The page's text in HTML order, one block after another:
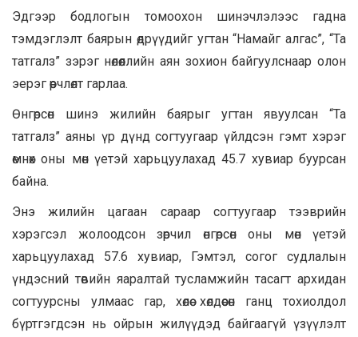
Эдгээр бодлогын томоохон шинэчлэлээс гадна
тэмдэглэлт баярын өдрүүдийг угтан “Намайг алгас”, “Та
татгалз” зэрэг нөлөөллийн аян зохион байгуулснаар олон
эерэг өөрчлөлт гарлаа.
Өнгөрсөн шинэ жилийн баярыг угтан явуулсан “Та
татгалз” аяны үр дүнд согтуугаар үйлдсэн гэмт хэрэг
өмнөх оны мөн үетэй харьцуулахад 45.7 хувиар буурсан
байна.
Энэ жилийн цагаан сараар согтуугаар тээврийн
хэрэгсэл жолоодсон зөрчил өнгөрсөн оны мөн үетэй
харьцуулахад 57.6 хувиар, Гэмтэл, согог судлалын
үндэсний төвийн яаралтай тусламжийн тасагт архидан
согтуурсны улмаас гар, хөлөө хөлдөөсөн ганц тохиолдол
бүртгэгдсэн нь ойрын жилүүдэд байгаагүй үзүүлэлт